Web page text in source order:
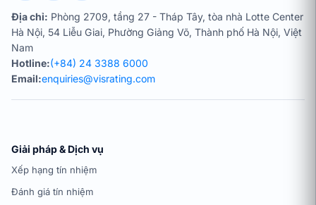
Địa chỉ: Phòng 2709, tầng 27 - Tháp Tây, tòa nhà Lotte Center
Hà Nội, 54 Liễu Giai, Phường Giảng Võ, Thành phố Hà Nội, Việt
Nam
Hotline:(+84) 24 3388 6000
Email:enquiries@visrating.com
Giải pháp & Dịch vụ
Xếp hạng tín nhiệm
Đánh giá tín nhiệm